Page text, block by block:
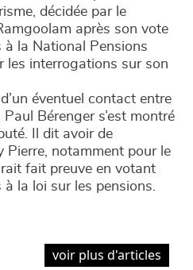
son avenir politique
décidée par le
après son vote
à la National Pensions
les interrogations sur son
éventuel contact entre
Bérenger s’est montré
Il dit avoir de
Pierre, notamment pour le
fait preuve en votant
la loi sur les pensions.
voir plus d'articles